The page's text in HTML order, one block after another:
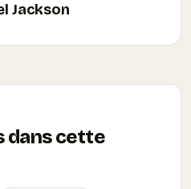
Jackson
dans cette